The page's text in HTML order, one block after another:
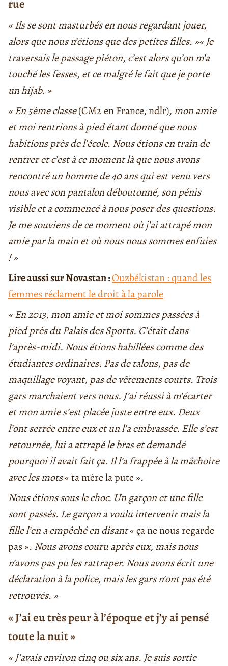
rue
« Ils se sont masturbés en nous regardant jouer,
alors que nous n’étions que des petites filles. »« Je
traversais le passage piéton, c’est alors qu’on m’a
touché les fesses, et ce malgré le fait que je porte
un hijab. »
« En 5ème classe(CM2 en France, ndlr), mon amie
et moi rentrions à pied étant donné que nous
habitions près de l’école. Nous étions en train de
rentrer et c’est à ce moment là que nous avons
rencontré un homme de 40 ans qui est venu vers
nous avec son pantalon déboutonné, son pénis
visible et a commencé à nous poser des questions.
Je me souviens de ce moment où j’ai attrapé mon
amie par la main et où nous nous sommes enfuies
! »
Lire aussi sur Novastan :Ouzbékistan : quand les
femmes réclament le droit à la parole
« En 2013, mon amie et moi sommes passées à
pied près du Palais des Sports. C’était dans
l’après-midi. Nous étions habillées comme des
étudiantes ordinaires. Pas de talons, pas de
maquillage voyant, pas de vêtements courts. Trois
gars marchaient vers nous. J’ai réussi à m’écarter
et mon amie s’est placée juste entre eux. Deux
l’ont serrée entre eux et un l’a embrassée. Elle s’est
retournée, lui a attrapé le bras et demandé
pourquoi il avait fait ça. Il l’a frappée à la mâchoire
avec les mots« ta mère la pute ».
Nous étions sous le choc. Un garçon et une fille
sont passés. Le garçon a voulu intervenir mais la
fille l’en a empêché en disant« ça ne nous regarde
pas ». Nous avons couru après eux, mais nous
n’avons pas pu les rattraper. Nous avons écrit une
déclaration à la police, mais les gars n’ont pas été
retrouvés. »
« J’ai eu très peur à l’époque et j’y ai pensé
toute la nuit »
« J’avais environ cinq ou six ans. Je suis sortie